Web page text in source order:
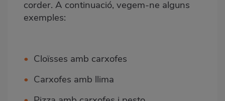
corder. A continuació, vegem-ne alguns
exemples:
• Cloïsses amb carxofes
• Carxofes amb llima